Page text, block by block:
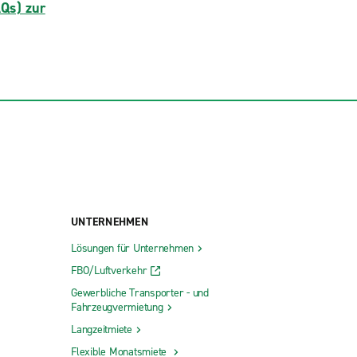
zur
UNTERNEHMEN
Lösungen für Unternehmen
FBO/Luftverkehr
Gewerbliche Transporter - und
Fahrzeugvermietung
Langzeitmiete
Flexible Monatsmiete